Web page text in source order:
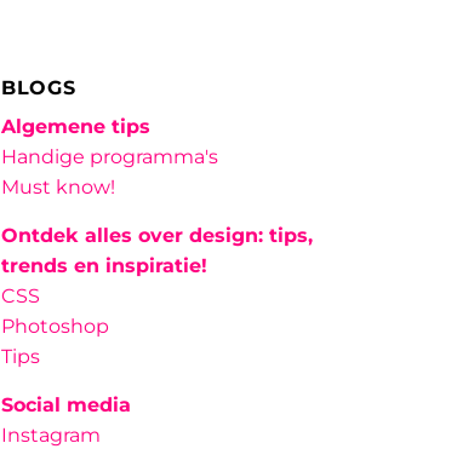
BLOGS
Algemene tips
Handige programma's
Must know!
Ontdek alles over design: tips,
trends en inspiratie!
CSS
Photoshop
Tips
Social media
Instagram